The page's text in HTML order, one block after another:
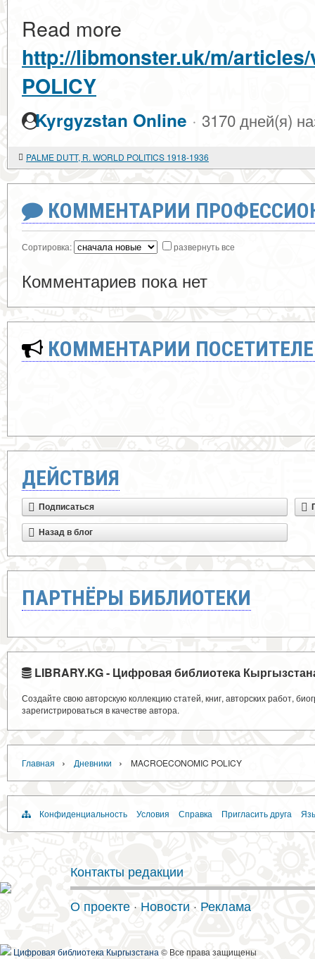
Read more
http://libmonster.uk/m/articles/
POLICY
Kyrgyzstan Online · 3170 дней(я)
PALME DUTT, R. WORLD POLITICS 1918-1936
КОММЕНТАРИИ
Сортировка: развернуть все
Комментариев пока нет
КОММЕНТАРИИ
ДЕЙСТВИЯ
Подписаться
Назад в блог
ПАРТНЁРЫ БИБЛИОТЕКИ
LIBRARY.KG - Цифровая библиотека
Создайте свою авторскую коллекцию статей, книг, авторских работ,
зарегистрироваться в качестве автора.
Главная › Дневники › MACROECONOMIC POLICY
Конфиденциальность Условия Справка Пригласить друга
Контакты редакции
О проекте · Новости · Реклама
Цифровая библиотека Кыргызстана © Все права защищены